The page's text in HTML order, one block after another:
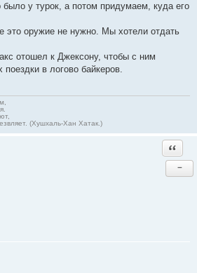
у турок, а потом придумаем, куда его
это оружие не нужно. Мы хотели отдать
отошел к Джексону, чтобы с ним
поездки в логово байкеров.
(Хушхаль-Хан Хатак.)
−